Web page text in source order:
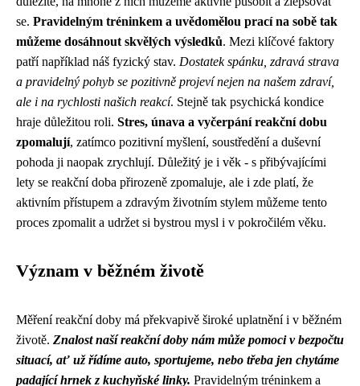
se. Pravidelným tréninkem a uvědomělou prací na sobě tak
můžeme dosáhnout skvělých výsledků. Mezi klíčové faktory
patří například náš fyzický stav. Dostatek spánku, zdravá strava
a pravidelný pohyb se pozitivně projeví nejen na našem zdraví,
ale i na rychlosti našich reakcí. Stejně tak psychická kondice
hraje důležitou roli. Stres, únava a vyčerpání reakční dobu
zpomalují, zatímco pozitivní myšlení, soustředění a duševní
pohoda ji naopak zrychlují. Důležitý je i věk - s přibývajícími
lety se reakční doba přirozeně zpomaluje, ale i zde platí, že
aktivním přístupem a zdravým životním stylem můžeme tento
proces zpomalit a udržet si bystrou mysl i v pokročilém věku.
Význam v běžném životě
Měření reakční doby má překvapivě široké uplatnění i v běžném
životě. Znalost naší reakční doby nám může pomoci v bezpočtu
situací, ať už řídíme auto, sportujeme, nebo třeba jen chytáme
padající hrnek z kuchyňské linky. Pravidelným tréninkem a